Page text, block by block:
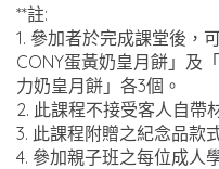
**註:
1. 參加者於完成課堂後，
CONY蛋黃奶皇月餅」及
力奶皇月餅」各3個。
2. 此課程不接受客人自帶
3. 此課程附贈之紀念品款
4. 參加親子班之每位成人